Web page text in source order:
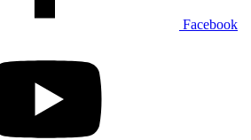
Facebook